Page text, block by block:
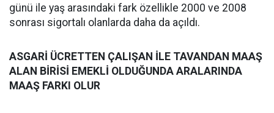
günü ile yaş arasındaki fark özellikle 2000 ve 2008
sonrası sigortalı olanlarda daha da açıldı.
ASGARİ ÜCRETTEN ÇALIŞAN İLE TAVANDAN MAAŞ
ALAN BİRİSİ EMEKLİ OLDUĞUNDA ARALARINDA
MAAŞ FARKI OLUR